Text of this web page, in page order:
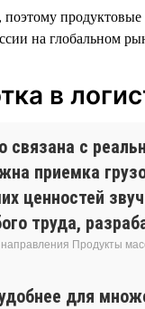
на глобальном
в
связана с
приемка
ценностей
труда,
Продукты
для